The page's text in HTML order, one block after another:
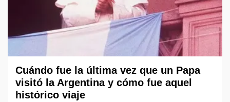
Cuándo fue la última vez que un Papa
visitó la Argentina y cómo fue aquel
histórico viaje